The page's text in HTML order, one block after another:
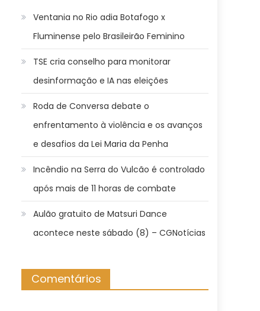
Ventania no Rio adia Botafogo x
Fluminense pelo Brasileirão Feminino
TSE cria conselho para monitorar
desinformação e IA nas eleições
Roda de Conversa debate o
enfrentamento à violência e os avanços
e desafios da Lei Maria da Penha
Incêndio na Serra do Vulcão é controlado
após mais de 11 horas de combate
Aulão gratuito de Matsuri Dance
acontece neste sábado (8) – CGNotícias
Comentários